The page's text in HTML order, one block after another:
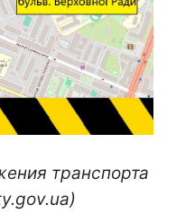
транспорта